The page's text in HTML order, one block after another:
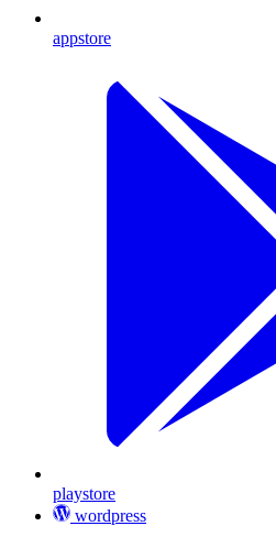
appstore
playstore
wordpress